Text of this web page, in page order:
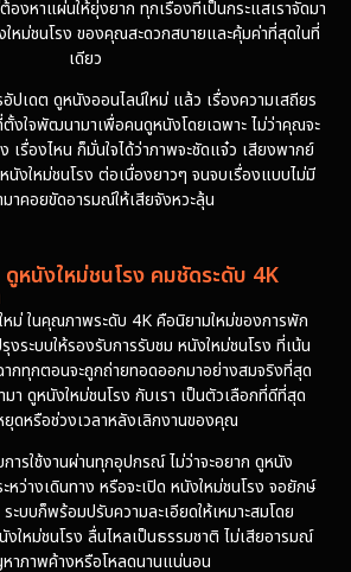
องหาแผ่นให้ยุ่งยาก ทุกเรื่องที่เป็นกระแสเราจัดมา
ใหม่ชนโรง ของคุณสะดวกสบายและคุ้มค่าที่สุดในที่
เดียว
อัปเดต ดูหนังออนไลน์ใหม่ แล้ว เรื่องความเสถียร
งใจพัฒนามาเพื่อคนดูหนังโดยเฉพาะ ไม่ว่าคุณจะ
เรื่องไหน ก็มั่นใจได้ว่าภาพจะชัดแจ๋ว เสียงพากย์
นังใหม่ชนโรง ต่อเนื่องยาวๆ จนจบเรื่องแบบไม่มี
าคอยขัดอารมณ์ให้เสียจังหวะลุ้น
หนังใหม่ชนโรง คมชัดระดับ 4K
หม่ ในคุณภาพระดับ 4K คือนิยามใหม่ของการพัก
งระบบให้รองรับการรับชม หนังใหม่ชนโรง ที่เน้น
กทุกตอนจะถูกถ่ายทอดออกมาอย่างสมจริงที่สุด
มา ดูหนังใหม่ชนโรง กับเรา เป็นตัวเลือกที่ดีที่สุด
ดหรือช่วงเวลาหลังเลิกงานของคุณ
ารใช้งานผ่านทุกอุปกรณ์ ไม่ว่าจะอยาก ดูหนัง
หว่างเดินทาง หรือจะเปิด หนังใหม่ชนโรง จอยักษ์
ะบบก็พร้อมปรับความละเอียดให้เหมาะสมโดย
ใหม่ชนโรง ลื่นไหลเป็นธรรมชาติ ไม่เสียอารมณ์
าภาพค้างหรือโหลดนานแน่นอน